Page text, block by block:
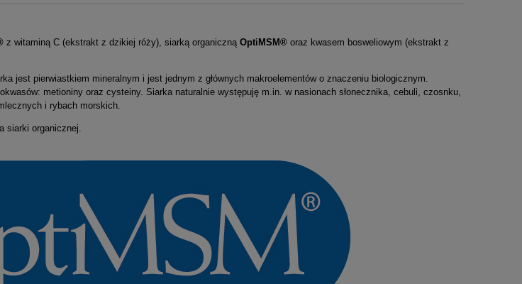
Magnez cytrynian + P-5-P - 100
kapsułek
ADEK (ß-Karoten): kompleks
do koszyka
z witaminą C (ekstrakt z dzikiej róży), siarką organiczną OptiMSM® oraz kwasem bosweliowym (ekstrakt z
jest pierwiastkiem mineralnym i jest jednym z głównych makroelementów o znaczeniu biologicznym.
metioniny oraz cysteiny. Siarka naturalnie występuję m.in. w nasionach słonecznika, cebuli, czosnku,
i rybach morskich.
siarki organicznej.